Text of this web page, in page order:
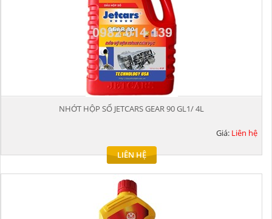
NHỚT HỘP SỐ JETCARS GEAR 90 GL1/ 4L
Giá: Liên hệ
LIÊN HỆ